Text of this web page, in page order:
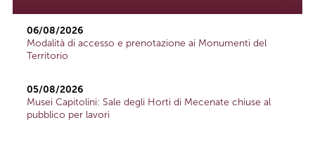
06/08/2026
Modalità di accesso e prenotazione ai Monumenti del
Territorio
05/08/2026
Musei Capitolini: Sale degli Horti di Mecenate chiuse al
pubblico per lavori